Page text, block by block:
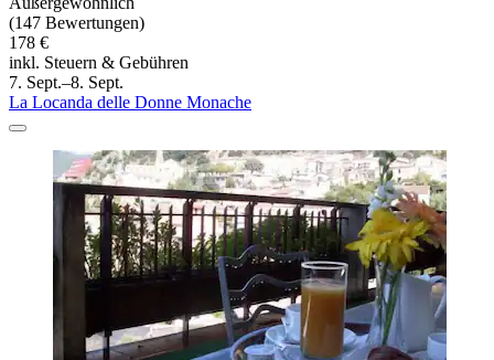
(147 Bewertungen)
178 €
inkl. Steuern & Gebühren
7. Sept.–8. Sept.
La Locanda delle Donne Monache